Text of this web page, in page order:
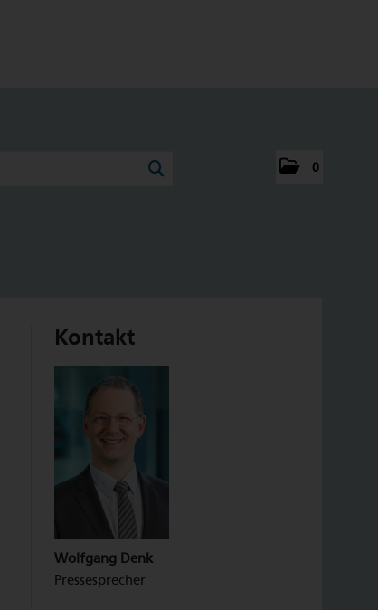
0
Kontakt
Wolfgang Denk
Pressesprecher